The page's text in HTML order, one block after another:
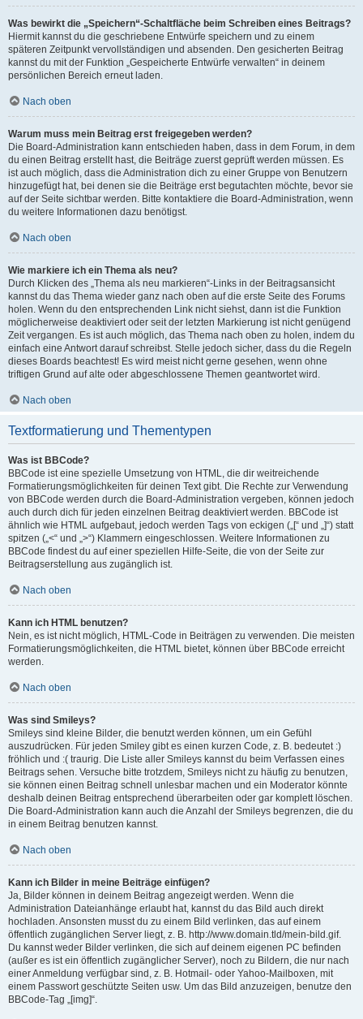
Was bewirkt die „Speichern“-Schaltfläche beim Schreiben eines Beitrags?
Hiermit kannst du die geschriebene Entwürfe speichern und zu einem
späteren Zeitpunkt vervollständigen und absenden. Den gesicherten Beitrag
kannst du mit der Funktion „Gespeicherte Entwürfe verwalten“ in deinem
persönlichen Bereich erneut laden.
Nach oben
Warum muss mein Beitrag erst freigegeben werden?
Die Board-Administration kann entschieden haben, dass in dem Forum, in dem
du einen Beitrag erstellt hast, die Beiträge zuerst geprüft werden müssen. Es
ist auch möglich, dass die Administration dich zu einer Gruppe von Benutzern
hinzugefügt hat, bei denen sie die Beiträge erst begutachten möchte, bevor sie
auf der Seite sichtbar werden. Bitte kontaktiere die Board-Administration, wenn
du weitere Informationen dazu benötigst.
Nach oben
Wie markiere ich ein Thema als neu?
Durch Klicken des „Thema als neu markieren“-Links in der Beitragsansicht
kannst du das Thema wieder ganz nach oben auf die erste Seite des Forums
holen. Wenn du den entsprechenden Link nicht siehst, dann ist die Funktion
möglicherweise deaktiviert oder seit der letzten Markierung ist nicht genügend
Zeit vergangen. Es ist auch möglich, das Thema nach oben zu holen, indem du
einfach eine Antwort darauf schreibst. Stelle jedoch sicher, dass du die Regeln
dieses Boards beachtest! Es wird meist nicht gerne gesehen, wenn ohne
triftigen Grund auf alte oder abgeschlossene Themen geantwortet wird.
Nach oben
Textformatierung und Thementypen
Was ist BBCode?
BBCode ist eine spezielle Umsetzung von HTML, die dir weitreichende
Formatierungsmöglichkeiten für deinen Text gibt. Die Rechte zur Verwendung
von BBCode werden durch die Board-Administration vergeben, können jedoch
auch durch dich für jeden einzelnen Beitrag deaktiviert werden. BBCode ist
ähnlich wie HTML aufgebaut, jedoch werden Tags von eckigen („[“ und „]“) statt
spitzen („<“ und „>“) Klammern eingeschlossen. Weitere Informationen zu
BBCode findest du auf einer speziellen Hilfe-Seite, die von der Seite zur
Beitragserstellung aus zugänglich ist.
Nach oben
Kann ich HTML benutzen?
Nein, es ist nicht möglich, HTML-Code in Beiträgen zu verwenden. Die meisten
Formatierungsmöglichkeiten, die HTML bietet, können über BBCode erreicht
werden.
Nach oben
Was sind Smileys?
Smileys sind kleine Bilder, die benutzt werden können, um ein Gefühl
auszudrücken. Für jeden Smiley gibt es einen kurzen Code, z. B. bedeutet :)
fröhlich und :( traurig. Die Liste aller Smileys kannst du beim Verfassen eines
Beitrags sehen. Versuche bitte trotzdem, Smileys nicht zu häufig zu benutzen,
sie können einen Beitrag schnell unlesbar machen und ein Moderator könnte
deshalb deinen Beitrag entsprechend überarbeiten oder gar komplett löschen.
Die Board-Administration kann auch die Anzahl der Smileys begrenzen, die du
in einem Beitrag benutzen kannst.
Nach oben
Kann ich Bilder in meine Beiträge einfügen?
Ja, Bilder können in deinem Beitrag angezeigt werden. Wenn die
Administration Dateianhänge erlaubt hat, kannst du das Bild auch direkt
hochladen. Ansonsten musst du zu einem Bild verlinken, das auf einem
öffentlich zugänglichen Server liegt, z. B. http://www.domain.tld/mein-bild.gif.
Du kannst weder Bilder verlinken, die sich auf deinem eigenen PC befinden
(außer es ist ein öffentlich zugänglicher Server), noch zu Bildern, die nur nach
einer Anmeldung verfügbar sind, z. B. Hotmail- oder Yahoo-Mailboxen, mit
einem Passwort geschützte Seiten usw. Um das Bild anzuzeigen, benutze den
BBCode-Tag „[img]“.